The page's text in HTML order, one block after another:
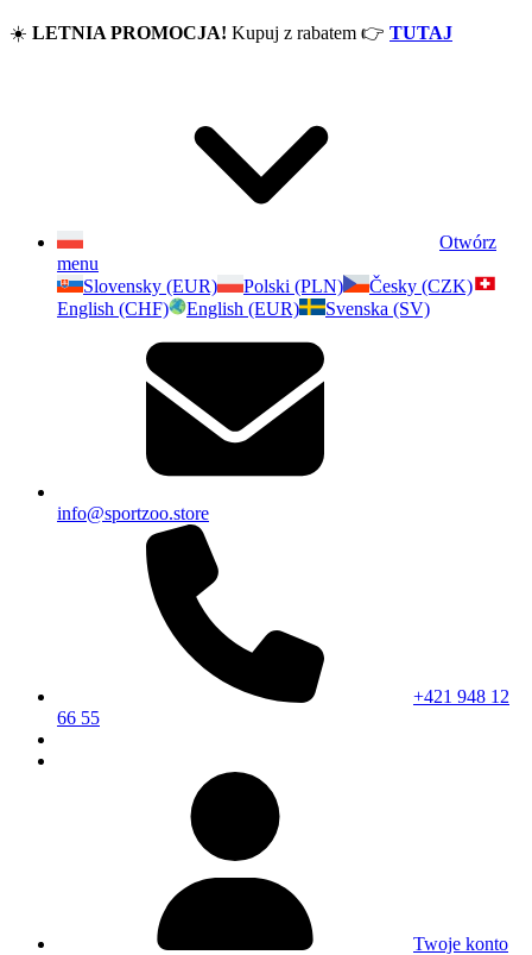
☀️ LETNIA PROMOCJA! Kupuj z rabatem 👉 TUTAJ
Otwórz
menu
Slovensky (EUR)
Polski (PLN)
Česky (CZK)
English (CHF)
English (EUR) Svenska (SV)
info@sportzoo.store
+421 948 12
66 55
Twoje konto